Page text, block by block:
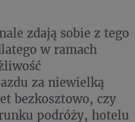
zdają sobie z tego
w ramach
za niewielką
bezkosztowo, czy
podróży, hotelu